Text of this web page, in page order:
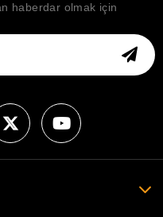
haberdar olmak için